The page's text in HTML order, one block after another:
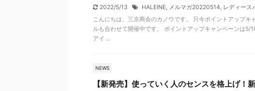
2022/5/13 HALEINE, メルマガ20220514, レディース
こんにちは、三京商会のカノウです。 只今ポイントアップキ
ルも合わせて開催中です。 ポイントアップキャンペーンは5/
アイ ...
NEWS
【新発売】使っていく人のセンスを格上げ